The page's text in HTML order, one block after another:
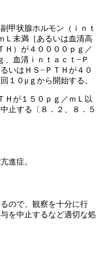
甲状腺ホルモン（ｉｎｔ
Ｌ未満［あるいは血清高
Ｈ）が４００００ｐｇ／
、血清ｉｎｔａｃｔ−Ｐ
いはＨＳ−ＰＴＨが４０
１０μｇから開始する。
が１５０ｐｇ／ｍＬ以
止する〔８．２、８．５
進症。
ので、観察を十分に行
を中止するなど適切な処